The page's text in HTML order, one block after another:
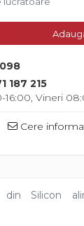
187 215
Vineri
Cere
din Silicon